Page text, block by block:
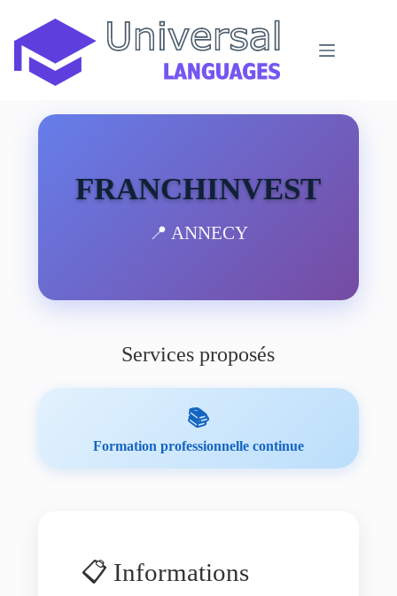
contenu
FRANCHINVEST
📍 ANNECY
Services proposés
📚
Formation professionnelle continue
📋 Informations